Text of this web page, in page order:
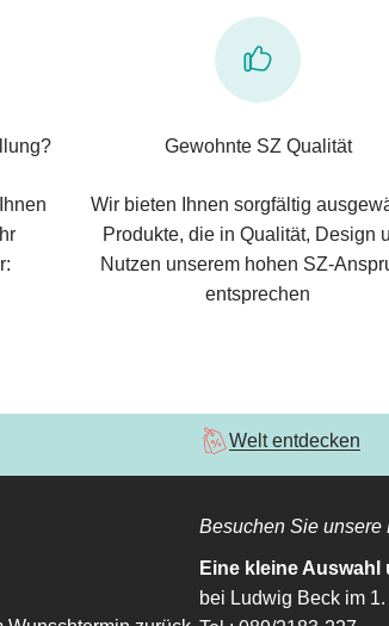
Gewohnte SZ Qualität
Wir bieten Ihnen sorgfältig
Produkte, die in Qualität, Design
Nutzen unserem hohen SZ-
entsprechen
Welt entdecken
Besuchen Sie unsere
Eine kleine
bei Ludwig Beck im